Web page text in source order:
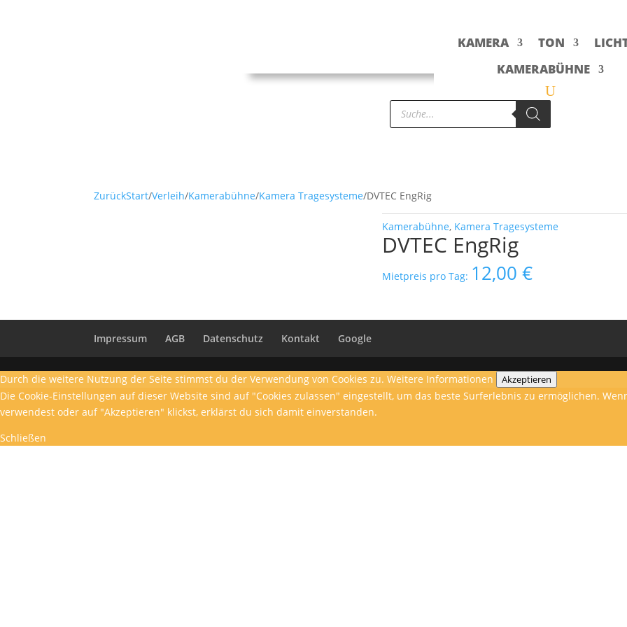
KAMERA TON
KAMERABÜHNE
Products
search
ZurückStart/Verleih/Kamerabühne/Kamera Tragesysteme/DVTEC EngRig
Kamerabühne, Kamera Tragesysteme
DVTEC EngRig
Mietpreis pro Tag: 12,00€
Impressum AGB Datenschutz Kontakt Google
Durch die weitere Nutzung der Seite stimmst du der Verwendung von Cookies zu. Weitere Informationen Akzeptieren
Die Cookie-Einstellungen auf dieser Website sind auf "Cookies zulassen" eingestellt, um das beste Surferlebnis zu ermöglichen.
verwendest oder auf "Akzeptieren" klickst, erklärst du sich damit einverstanden.
Schließen